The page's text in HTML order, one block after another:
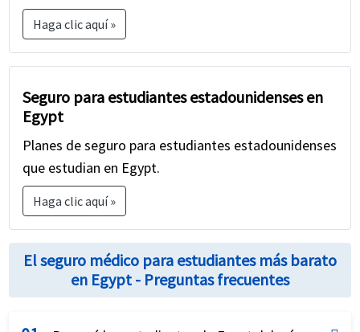
Haga clic aquí »
Seguro para estudiantes estadounidenses en
Egypt
Planes de seguro para estudiantes estadounidenses
que estudian en Egypt.
Haga clic aquí »
El seguro médico para estudiantes más barato
en Egypt - Preguntas frecuentes